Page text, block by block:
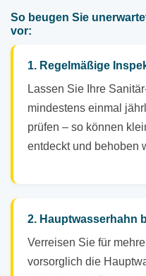
So beugen Sie
vor:
1. Regelmäßige
Lassen Sie Ihre
mindestens einmal
prüfen – so können
entdeckt und behoben
2. Hauptwasserhahn
Verreisen Sie für
vorsorglich die